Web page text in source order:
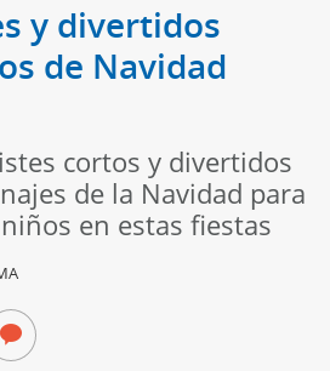
y divertidos
de Navidad
cortos y divertidos
de la Navidad para
en estas fiestas